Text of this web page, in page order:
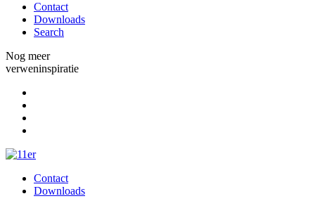
Contact
Downloads
Search
Nog meer
verweninspiratie
Contact
Downloads